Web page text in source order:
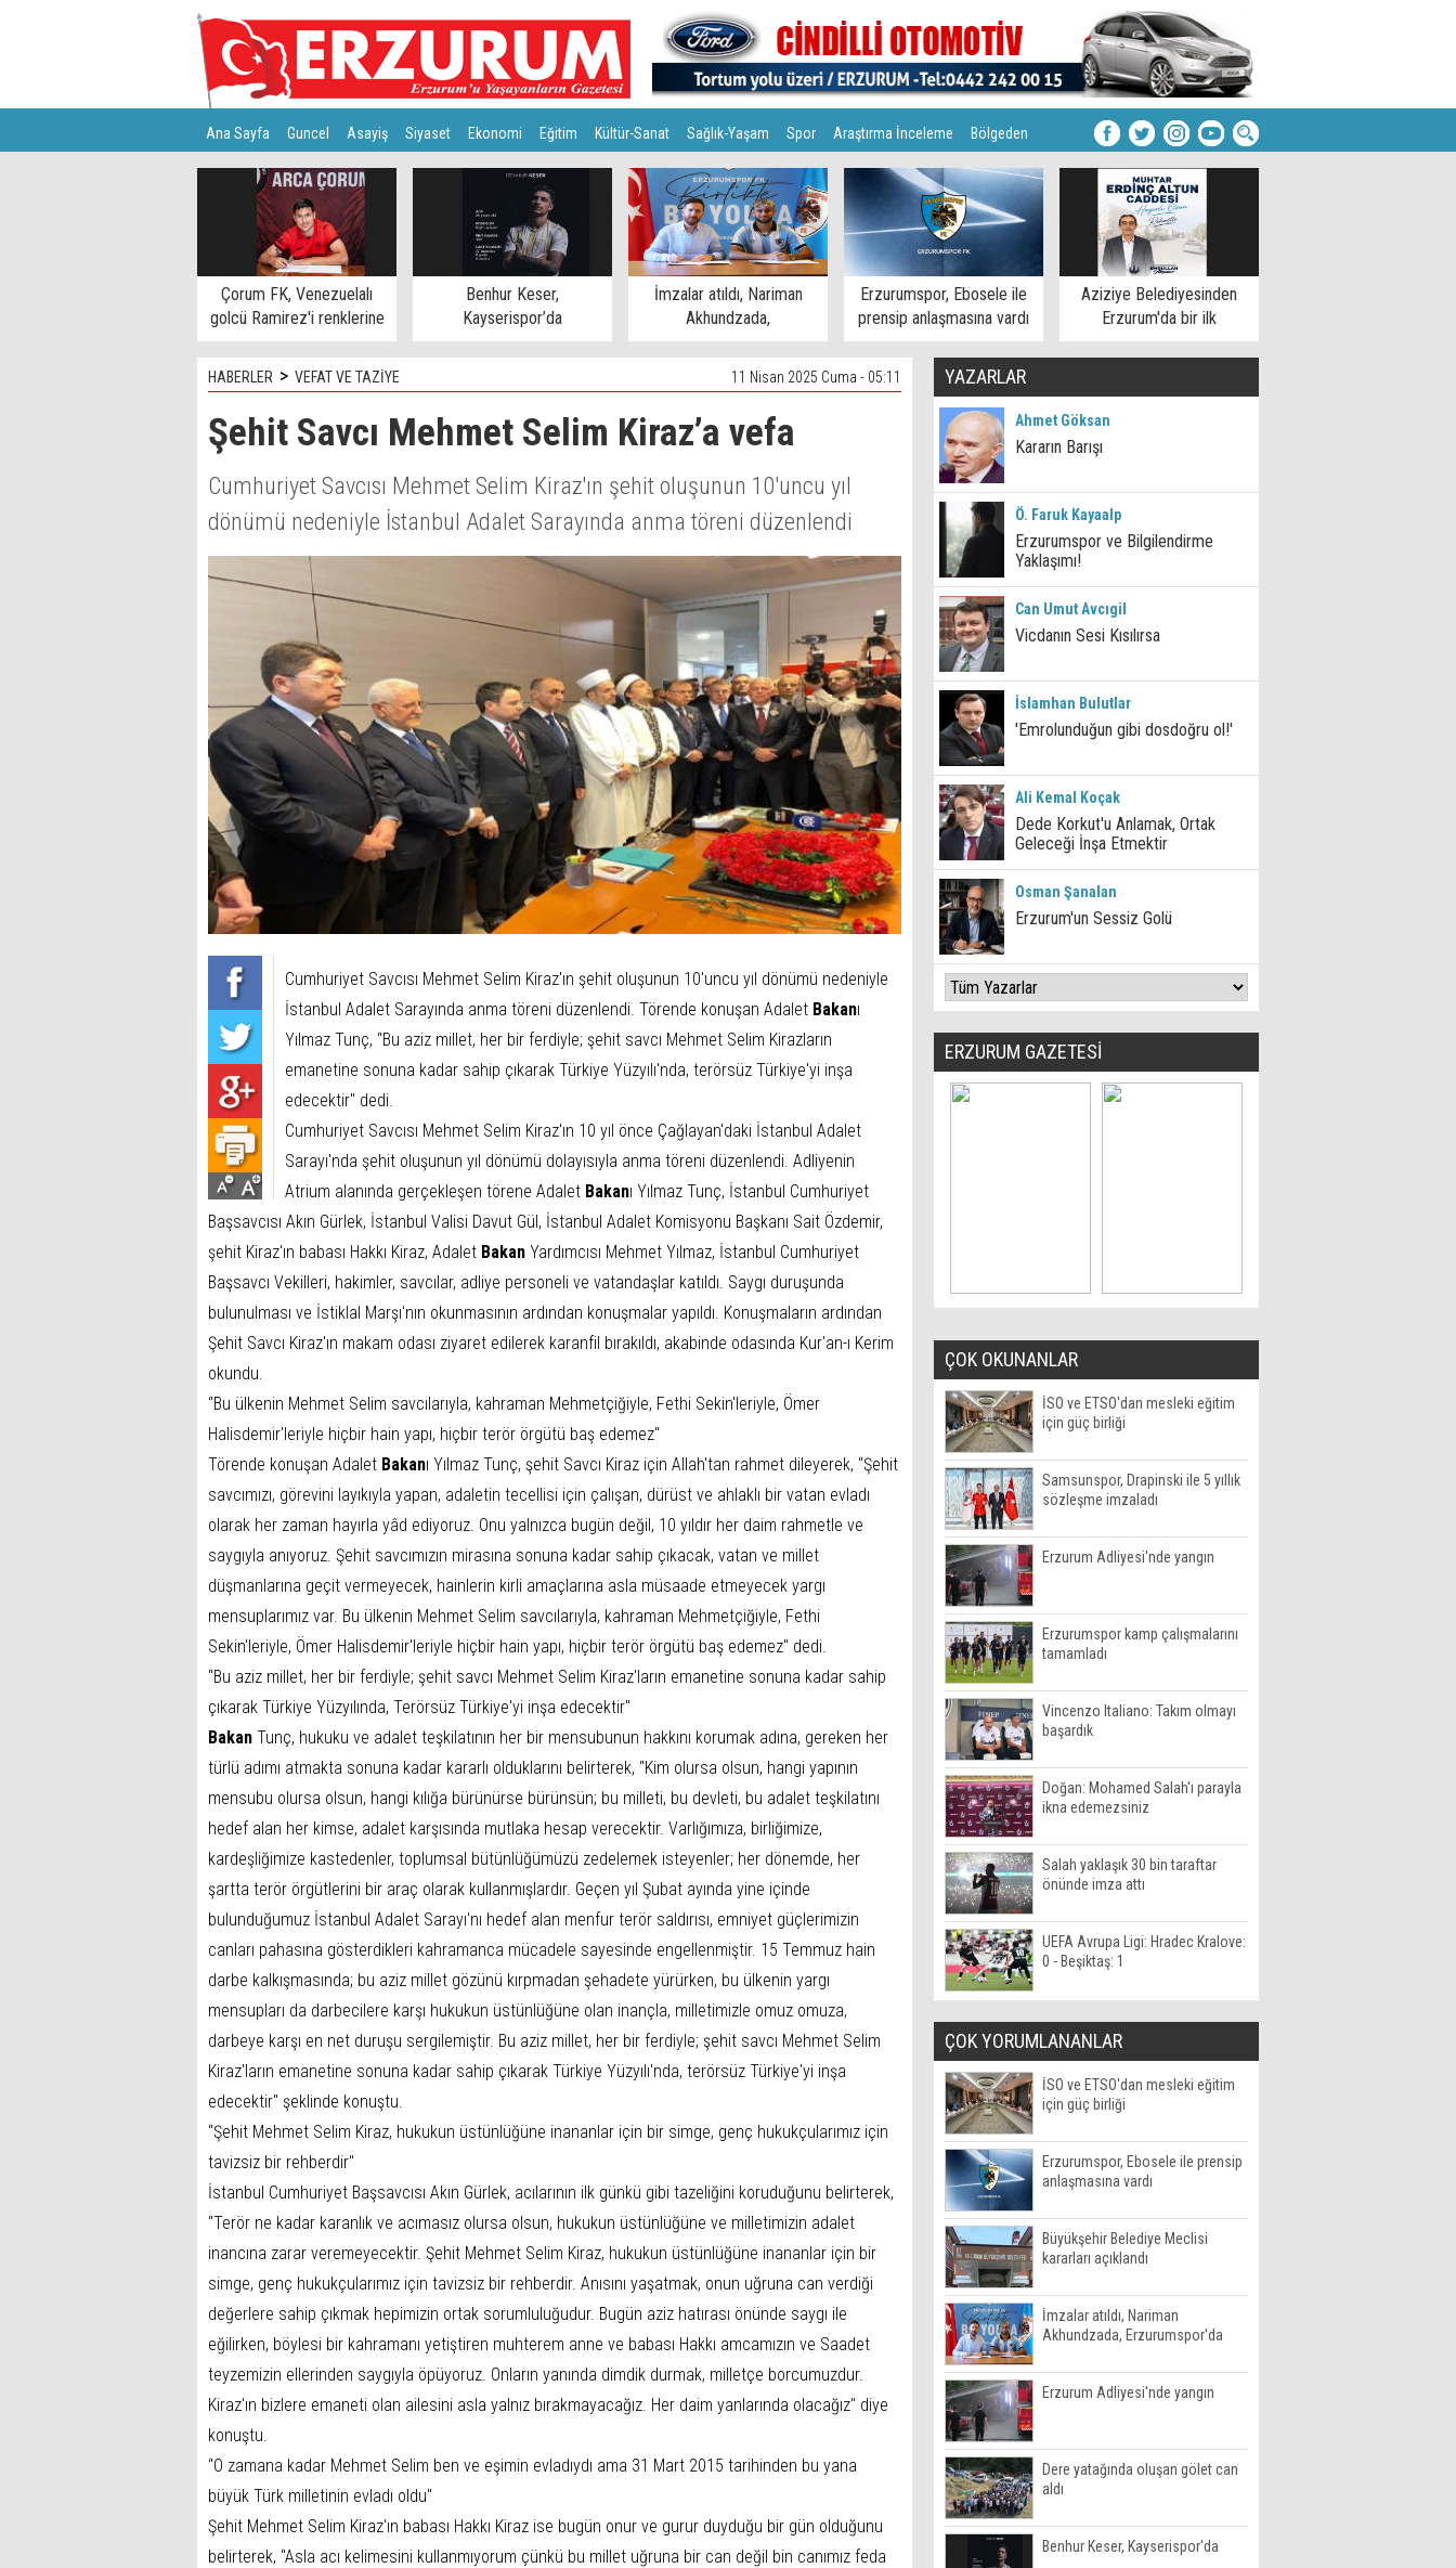
Ana Sayfa Guncel Asayiş Siyaset Ekonomi Eğitim Kültür-Sanat Sağlık-Yaşam Spor Araştırma İnceleme Bölgeden
Teknoloji
Çorum FK, Venezuelalı
golcü Ramirez'i renklerine
bağladı
Benhur Keser,
Kayserispor’da
İmzalar atıldı, Nariman
Akhundzada,
Erzurumspor'da
Erzurumspor, Ebosele ile
prensip anlaşmasına vardı
Aziziye Belediyesinden
Erzurum'da bir ilk
HABERLER > VEFAT VE TAZİYE 11 Nisan 2025 Cuma - 05:11
Şehit Savcı Mehmet Selim Kiraz’a vefa
Cumhuriyet Savcısı Mehmet Selim Kiraz'ın şehit oluşunun 10'uncu yıl
dönümü nedeniyle İstanbul Adalet Sarayında anma töreni düzenlendi
Cumhuriyet Savcısı Mehmet Selim Kiraz'ın şehit oluşunun 10'uncu yıl dönümü nedeniyle
İstanbul Adalet Sarayında anma töreni düzenlendi. Törende konuşan Adalet Bakanı
Yılmaz Tunç, ‘'Bu aziz millet, her bir ferdiyle; şehit savcı Mehmet Selim Kirazların
emanetine sonuna kadar sahip çıkarak Türkiye Yüzyılı'nda, terörsüz Türkiye'yi inşa
edecektir'' dedi.
Cumhuriyet Savcısı Mehmet Selim Kiraz'ın 10 yıl önce Çağlayan'daki İstanbul Adalet
Sarayı'nda şehit oluşunun yıl dönümü dolayısıyla anma töreni düzenlendi. Adliyenin
Atrium alanında gerçekleşen törene Adalet Bakanı Yılmaz Tunç, İstanbul Cumhuriyet
Başsavcısı Akın Gürlek, İstanbul Valisi Davut Gül, İstanbul Adalet Komisyonu Başkanı Sait Özdemir,
şehit Kiraz'ın babası Hakkı Kiraz, Adalet Bakan Yardımcısı Mehmet Yılmaz, İstanbul Cumhuriyet
Başsavcı Vekilleri, hakimler, savcılar, adliye personeli ve vatandaşlar katıldı. Saygı duruşunda
bulunulması ve İstiklal Marşı'nın okunmasının ardından konuşmalar yapıldı. Konuşmaların ardından
Şehit Savcı Kiraz'ın makam odası ziyaret edilerek karanfil bırakıldı, akabinde odasında Kur'an-ı Kerim
okundu.
‘'Bu ülkenin Mehmet Selim savcılarıyla, kahraman Mehmetçiğiyle, Fethi Sekin'leriyle, Ömer
Halisdemir'leriyle hiçbir hain yapı, hiçbir terör örgütü baş edemez''
Törende konuşan Adalet Bakanı Yılmaz Tunç, şehit Savcı Kiraz için Allah'tan rahmet dileyerek, ‘'Şehit
savcımızı, görevini layıkıyla yapan, adaletin tecellisi için çalışan, dürüst ve ahlaklı bir vatan evladı
olarak her zaman hayırla yâd ediyoruz. Onu yalnızca bugün değil, 10 yıldır her daim rahmetle ve
saygıyla anıyoruz. Şehit savcımızın mirasına sonuna kadar sahip çıkacak, vatan ve millet
düşmanlarına geçit vermeyecek, hainlerin kirli amaçlarına asla müsaade etmeyecek yargı
mensuplarımız var. Bu ülkenin Mehmet Selim savcılarıyla, kahraman Mehmetçiğiyle, Fethi
Sekin'leriyle, Ömer Halisdemir'leriyle hiçbir hain yapı, hiçbir terör örgütü baş edemez'' dedi.
‘'Bu aziz millet, her bir ferdiyle; şehit savcı Mehmet Selim Kiraz'ların emanetine sonuna kadar sahip
çıkarak Türkiye Yüzyılında, Terörsüz Türkiye'yi inşa edecektir''
Bakan Tunç, hukuku ve adalet teşkilatının her bir mensubunun hakkını korumak adına, gereken her
türlü adımı atmakta sonuna kadar kararlı olduklarını belirterek, ‘'Kim olursa olsun, hangi yapının
mensubu olursa olsun, hangi kılığa bürünürse bürünsün; bu milleti, bu devleti, bu adalet teşkilatını
hedef alan her kimse, adalet karşısında mutlaka hesap verecektir. Varlığımıza, birliğimize,
kardeşliğimize kastedenler, toplumsal bütünlüğümüzü zedelemek isteyenler; her dönemde, her
şartta terör örgütlerini bir araç olarak kullanmışlardır. Geçen yıl Şubat ayında yine içinde
bulunduğumuz İstanbul Adalet Sarayı'nı hedef alan menfur terör saldırısı, emniyet güçlerimizin
canları pahasına gösterdikleri kahramanca mücadele sayesinde engellenmiştir. 15 Temmuz hain
darbe kalkışmasında; bu aziz millet gözünü kırpmadan şehadete yürürken, bu ülkenin yargı
mensupları da darbecilere karşı hukukun üstünlüğüne olan inançla, milletimizle omuz omuza,
darbeye karşı en net duruşu sergilemiştir. Bu aziz millet, her bir ferdiyle; şehit savcı Mehmet Selim
Kiraz'ların emanetine sonuna kadar sahip çıkarak Türkiye Yüzyılı'nda, terörsüz Türkiye'yi inşa
edecektir'' şeklinde konuştu.
‘'Şehit Mehmet Selim Kiraz, hukukun üstünlüğüne inananlar için bir simge, genç hukukçularımız için
tavizsiz bir rehberdir''
İstanbul Cumhuriyet Başsavcısı Akın Gürlek, acılarının ilk günkü gibi tazeliğini koruduğunu belirterek,
‘'Terör ne kadar karanlık ve acımasız olursa olsun, hukukun üstünlüğüne ve milletimizin adalet
inancına zarar veremeyecektir. Şehit Mehmet Selim Kiraz, hukukun üstünlüğüne inananlar için bir
simge, genç hukukçularımız için tavizsiz bir rehberdir. Anısını yaşatmak, onun uğruna can verdiği
değerlere sahip çıkmak hepimizin ortak sorumluluğudur. Bugün aziz hatırası önünde saygı ile
eğilirken, böylesi bir kahramanı yetiştiren muhterem anne ve babası Hakkı amcamızın ve Saadet
teyzemizin ellerinden saygıyla öpüyoruz. Onların yanında dimdik durmak, milletçe borcumuzdur.
Kiraz'ın bizlere emaneti olan ailesini asla yalnız bırakmayacağız. Her daim yanlarında olacağız'' diye
konuştu.
‘'O zamana kadar Mehmet Selim ben ve eşimin evladıydı ama 31 Mart 2015 tarihinden bu yana
büyük Türk milletinin evladı oldu''
Şehit Mehmet Selim Kiraz'ın babası Hakkı Kiraz ise bugün onur ve gurur duyduğu bir gün olduğunu
belirterek, ‘'Asla acı kelimesini kullanmıyorum çünkü bu millet uğruna bir can değil bin canımız feda
YAZARLAR
Ahmet Göksan
Kararın Barışı
Ö. Faruk Kayaalp
Erzurumspor ve Bilgilendirme
Yaklaşımı!
Can Umut Avcıgil
Vicdanın Sesi Kısılırsa
İslamhan Bulutlar
'Emrolunduğun gibi dosdoğru ol!'
Ali Kemal Koçak
Dede Korkut'u Anlamak, Ortak
Geleceği İnşa Etmektir
Osman Şanalan
Erzurum'un Sessiz Golü
ERZURUM GAZETESİ
ÇOK OKUNANLAR
İSO ve ETSO'dan mesleki eğitim
için güç birliği
Samsunspor, Drapinski ile 5 yıllık
sözleşme imzaladı
Erzurum Adliyesi'nde yangın
Erzurumspor kamp çalışmalarını
tamamladı
Vincenzo Italiano: Takım olmayı
başardık
Doğan: Mohamed Salah'ı parayla
ikna edemezsiniz
Salah yaklaşık 30 bin taraftar
önünde imza attı
UEFA Avrupa Ligi: Hradec Kralove:
0 - Beşiktaş: 1
ÇOK YORUMLANANLAR
İSO ve ETSO'dan mesleki eğitim
için güç birliği
Erzurumspor, Ebosele ile prensip
anlaşmasına vardı
Büyükşehir Belediye Meclisi
kararları açıklandı
İmzalar atıldı, Nariman
Akhundzada, Erzurumspor'da
Erzurum Adliyesi'nde yangın
Dere yatağında oluşan gölet can
aldı
Benhur Keser, Kayserispor'da